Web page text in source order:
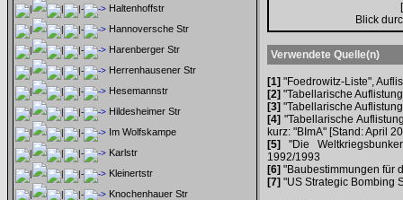
Haltenhoffstr
Hannoversche Str
Harenberger Str
Herrenhausener Str
Hesemannstr
Hildesheimer Str
Im Wolfskampe
Karlstr
Kleinertstr
Knochenhauer Str
[
Blick
Verwendete Quelle(n)
[1] "Foedrowitz-Liste",
[2] "Tabellarische
[3] "Tabellarische
[4] "Tabellarische
kurz: "BImA" [Stand: April
[5]
"Die
1992/1993
[6] "Baubestimmungen für
[7] "US Strategic Bombing